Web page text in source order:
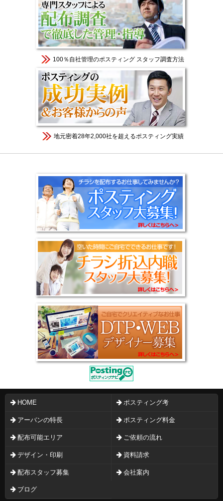
100％自社管理のポスティング スタッフ調査方法
地元密着28年2,000社を超えるポスティング実績
HOME ポスティング考
アーバンの特長 ポスティング料金
配布可能エリア ご依頼の流れ
デザイン・印刷 資料請求
配布スタッフ募集 会社案内
ブログ